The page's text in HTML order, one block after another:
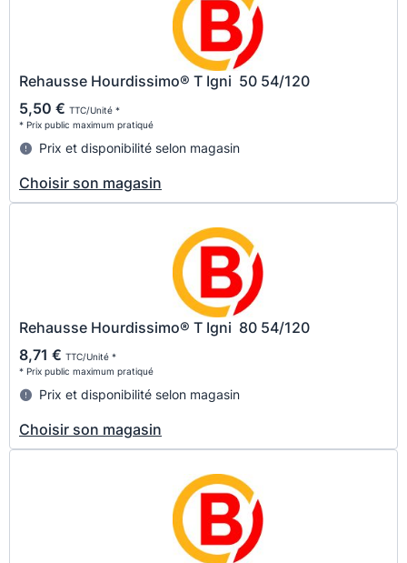
Rehausse Hourdissimo® T Igni 50 54/120
5,50 € TTC/Unité *
* Prix public maximum pratiqué
Prix et disponibilité selon magasin
Choisir son magasin
Rehausse Hourdissimo® T Igni 80 54/120
8,71 € TTC/Unité *
* Prix public maximum pratiqué
Prix et disponibilité selon magasin
Choisir son magasin